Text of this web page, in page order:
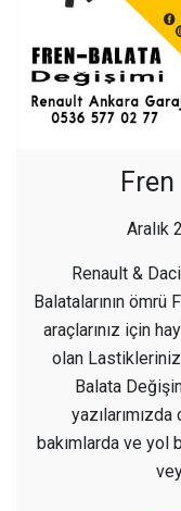
Aralık
Renault &
Balatalarının
araçlarınız için
olan
Balata
bakımlarda ve yol